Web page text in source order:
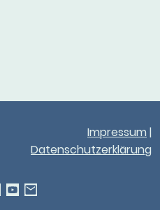
Impressum |
Datenschutzerklärung